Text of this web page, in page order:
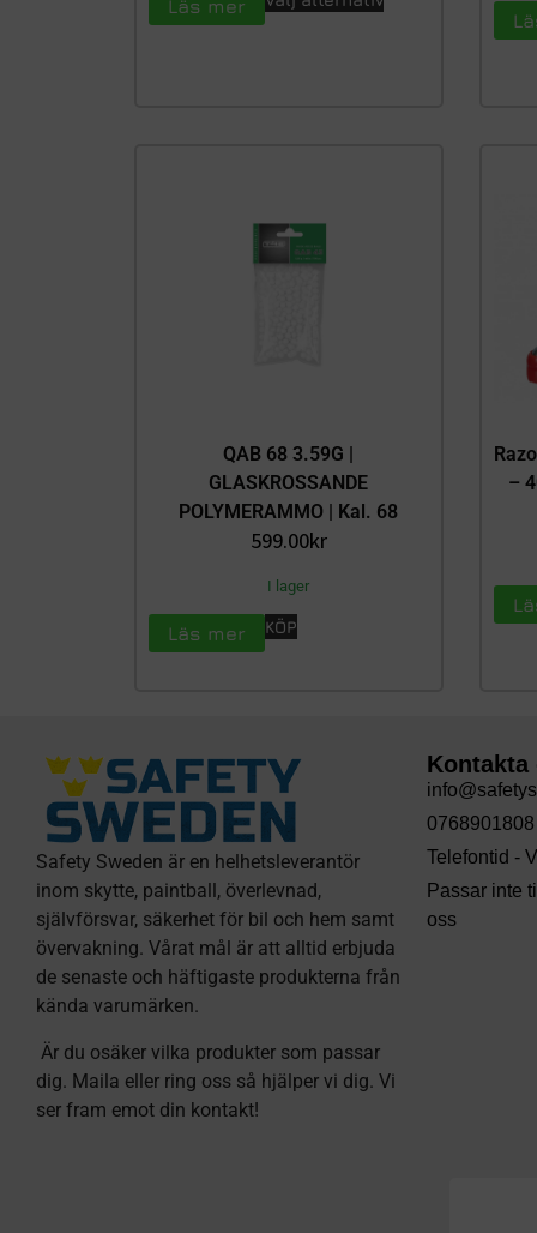
Läs mer
QAB 68 3.59G |
GLASKROSSANDE
POLYMERAMMO | Kal. 68
599.00kr
I lager
Läs mer KÖP
–
Safety Sweden är en helhetsleverantör
inom skytte, paintball, överlevnad,
självförsvar, säkerhet för bil och hem samt
övervakning. Vårat mål är att alltid erbjuda
de senaste och häftigaste produkterna från
kända varumärken.
Är du osäker vilka produkter som passar
dig. Maila eller ring oss så hjälper vi dig. Vi
ser fram emot din kontakt!
Kontakta
0768901808
Telefontid -
Passar inte
oss